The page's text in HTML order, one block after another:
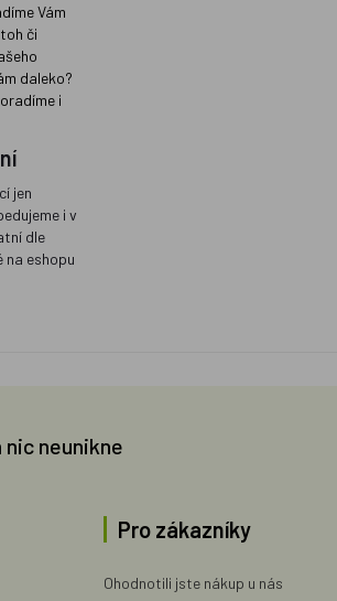
Vám
či
daleko?
i
jen
i v
dle
na eshopu
neunikne
Pro zákazníky
Ohodnotili jste nákup u nás